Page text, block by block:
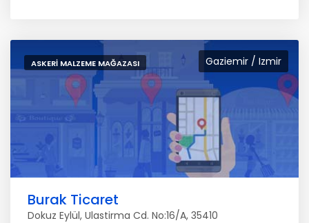
Gaziemir / Izmir
ASKERI MALZEME MAĞAZASI
Burak Ticaret
Dokuz Eylül, Ulastirma Cd. No:16/A, 35410